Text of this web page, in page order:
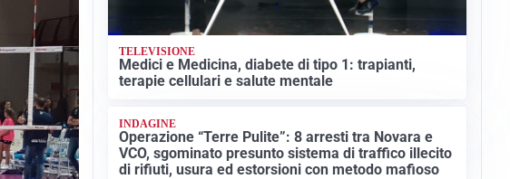
TELEVISIONE
Medici e Medicina, diabete di tipo 1: trapianti,
terapie cellulari e salute mentale
INDAGINE
Operazione “Terre Pulite”: 8 arresti tra Novara e
VCO, sgominato presunto sistema di traffico illecito
di rifiuti, usura ed estorsioni con metodo mafioso